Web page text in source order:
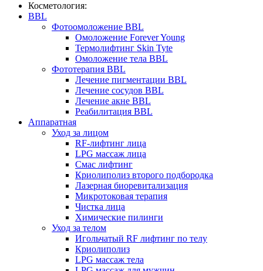
Косметология:
BBL
Фотоомоложение BBL
Омоложение Forever Young
Термолифтинг Skin Tyte
Омоложение тела BBL
Фототерапия BBL
Лечение пигментации BBL
Лечение сосудов BBL
Лечение акне BBL
Реабилитация BBL
Аппаратная
Уход за лицом
RF-лифтинг лица
LPG массаж лица
Смас лифтинг
Криолиполиз второго подбородка
Лазерная биоревитализация
Микротоковая терапия
Чистка лица
Химические пилинги
Уход за телом
Игольчатый RF лифтинг по телу
Криолиполиз
LPG массаж тела